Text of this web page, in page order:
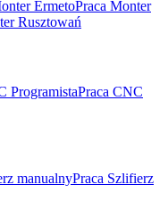
ErmetoPraca Monter
Rusztowań
ProgramistaPraca CNC
manualnyPraca Szlifierz